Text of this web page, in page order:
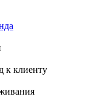
к клиенту